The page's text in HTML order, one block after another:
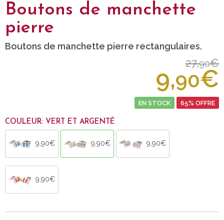
Boutons de manchette
pierre
Boutons de manchette pierre rectangulaires.
27,90€
9,90€
EN STOCK 65% OFFRE
COULEUR: VERT ET ARGENTÉ
9,90€ 9,90€ 9,90€
9,90€